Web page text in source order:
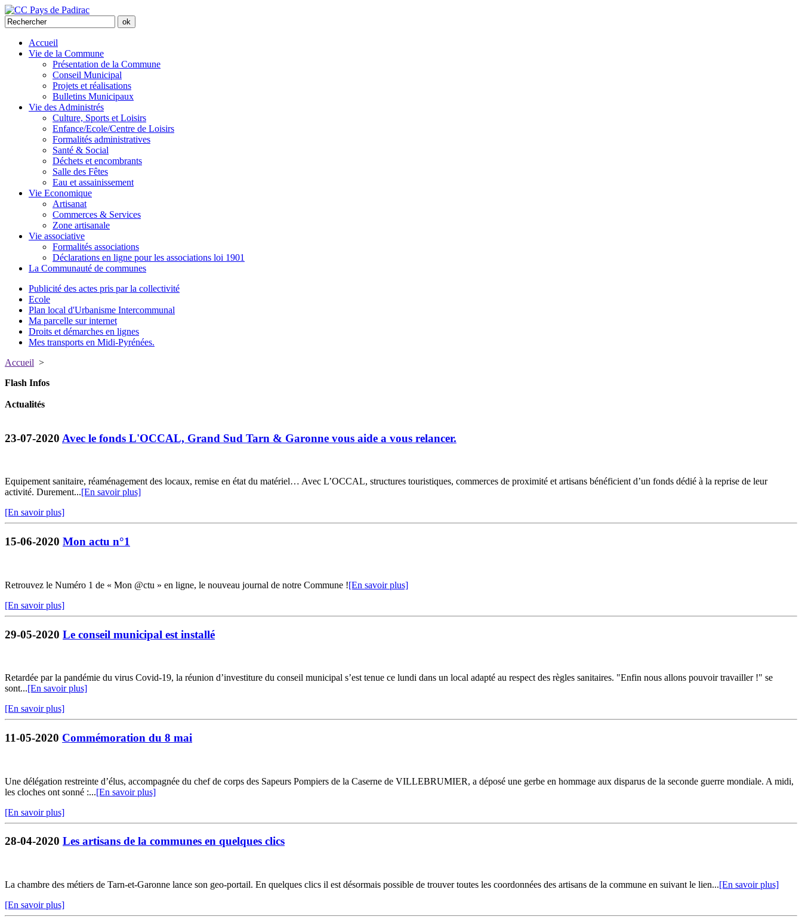
Accueil
Vie de la Commune
Présentation de la Commune
Conseil Municipal
Projets et réalisations
Bulletins Municipaux
Vie des Administrés
Culture, Sports et Loisirs
Enfance/Ecole/Centre de Loisirs
Formalités administratives
Santé & Social
Déchets et encombrants
Salle des Fêtes
Eau et assainissement
Vie Economique
Artisanat
Commerces & Services
Zone artisanale
Vie associative
Formalités associations
Déclarations en ligne pour les associations loi 1901
La Communauté de communes
Publicité des actes pris par la collectivité
Ecole
Plan local d'Urbanisme Intercommunal
Ma parcelle sur internet
Droits et démarches en lignes
Mes transports en Midi-Pyrénées.
Accueil >
Flash Infos
Actualités
23-07-2020 Avec le fonds L'OCCAL, Grand Sud Tarn & Garonne vous aide a vous relancer.
Equipement sanitaire, réaménagement des locaux, remise en état du matériel… Avec L’OCCAL, structures touristiques, commerces de proximité et artisans bénéficient d’un fonds dédié à la reprise de leur
activité. Durement...[En savoir plus]
[En savoir plus]
15-06-2020 Mon actu n°1
Retrouvez le Numéro 1 de « Mon @ctu » en ligne, le nouveau journal de notre Commune ![En savoir plus]
[En savoir plus]
29-05-2020 Le conseil municipal est installé
Retardée par la pandémie du virus Covid-19, la réunion d’investiture du conseil municipal s’est tenue ce lundi dans un local adapté au respect des règles sanitaires. "Enfin nous allons pouvoir travailler !" se
sont...[En savoir plus]
[En savoir plus]
11-05-2020 Commémoration du 8 mai
Une délégation restreinte d’élus, accompagnée du chef de corps des Sapeurs Pompiers de la Caserne de VILLEBRUMIER, a déposé une gerbe en hommage aux disparus de la seconde guerre mondiale. A midi,
les cloches ont sonné :...[En savoir plus]
[En savoir plus]
28-04-2020 Les artisans de la communes en quelques clics
La chambre des métiers de Tarn-et-Garonne lance son geo-portail. En quelques clics il est désormais possible de trouver toutes les coordonnées des artisans de la commune en suivant le lien...[En savoir plus]
[En savoir plus]